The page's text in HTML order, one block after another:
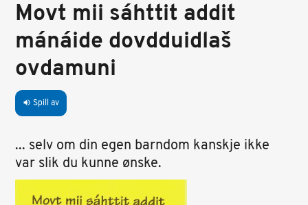
Movt mii sáhttit addit
mánáide dovdduidlaš
ovdamuni
volume_up Spill av
... selv om din egen barndom kanskje ikke
var slik du kunne ønske.